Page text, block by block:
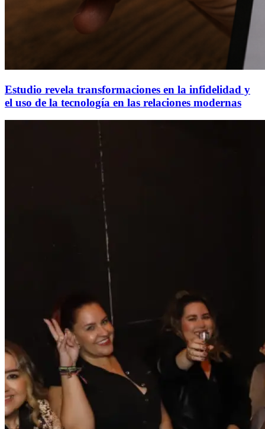
Estudio revela transformaciones en la infidelidad y
el uso de la tecnología en las relaciones modernas